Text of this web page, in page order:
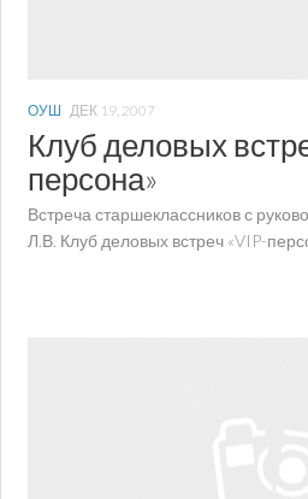
ОУШ ДЕК 19, 2007
Клуб деловых
персона»
Встреча старшеклассников с
Л.В. Клуб деловых встреч «VIP-